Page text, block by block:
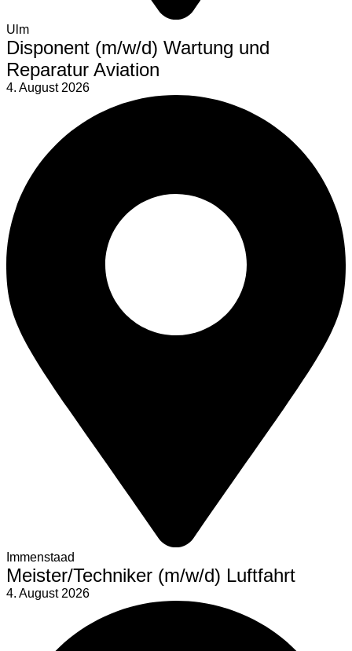
Ulm
Disponent (m/w/d) Wartung und
Reparatur Aviation
4. August 2026
Immenstaad
Meister/Techniker (m/w/d) Luftfahrt
4. August 2026